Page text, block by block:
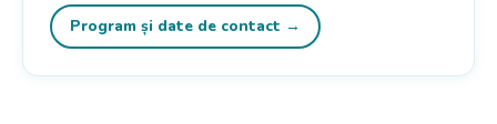
Program și date de contact →